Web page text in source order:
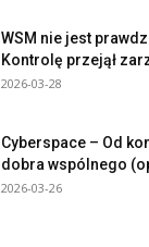
WSM nie jest
Kontrolę przejął
2026-03-28
Cyberspace – Od
dobra wspólnego
2026-03-26